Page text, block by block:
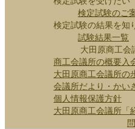
検定試験のご
検定試験の結果を知
試験結果一覧
大田原商工会
商工会議所の概要入
大田原商工会議所の
会議所だより・かい
個人情報保護方針
大田原商工会議所「